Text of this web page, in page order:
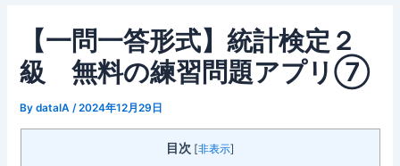
【一問一答形式】統計検定２
級 無料の練習問題アプリ⑦
BydataIA/2024年12月29日
目次 [非表示]